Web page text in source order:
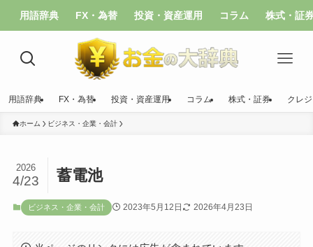
用語辞典 FX・為替 投資・資産運用 コラム 株式・証
用語辞典 FX・為替 投資・資産運用 コラム 株式・証券 クレ
ホーム ビジネス・企業・会計
蓄電池
2026
4/23
ビジネス・企業・会計 2023年5月12日 2026年4月23日